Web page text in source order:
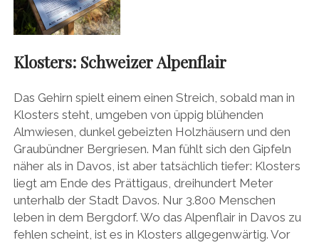
Klosters: Schweizer Alpenflair
Das Gehirn spielt einem einen Streich, sobald man in
Klosters steht, umgeben von üppig blühenden
Almwiesen, dunkel gebeizten Holzhäusern und den
Graubündner Bergriesen. Man fühlt sich den Gipfeln
näher als in Davos, ist aber tatsächlich tiefer: Klosters
liegt am Ende des Prättigaus, dreihundert Meter
unterhalb der Stadt Davos. Nur 3.800 Menschen
leben in dem Bergdorf. Wo das Alpenflair in Davos zu
fehlen scheint, ist es in Klosters allgegenwärtig. Vor